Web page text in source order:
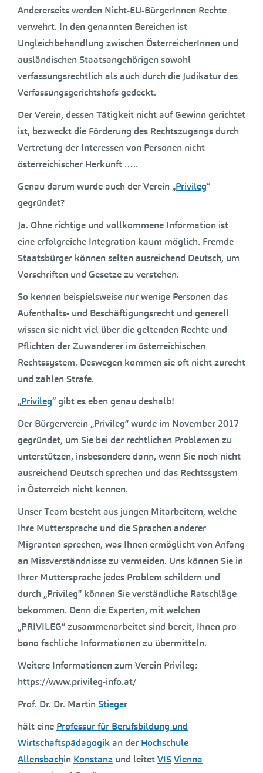
Andererseits werden Nicht-EU-BürgerInnen Rechte
verwehrt. In den genannten Bereichen ist
Ungleichbehandlung zwischen ÖsterreicherInnen und
ausländischen Staatsangehörigen sowohl
verfassungsrechtlich als auch durch die Judikatur des
Verfassungsgerichtshofs gedeckt.
Der Verein, dessen Tätigkeit nicht auf Gewinn gerichtet
ist, bezweckt die Förderung des Rechtszugangs durch
Vertretung der Interessen von Personen nicht
österreichischer Herkunft …..
Genau darum wurde auch der Verein „Privileg“
gegründet?
Ja. Ohne richtige und vollkommene Information ist
eine erfolgreiche Integration kaum möglich. Fremde
Staatsbürger können selten ausreichend Deutsch, um
Vorschriften und Gesetze zu verstehen.
So kennen beispielsweise nur wenige Personen das
Aufenthalts- und Beschäftigungsrecht und generell
wissen sie nicht viel über die geltenden Rechte und
Pflichten der Zuwanderer im österreichischen
Rechtssystem. Deswegen kommen sie oft nicht zurecht
und zahlen Strafe.
„Privileg“ gibt es eben genau deshalb!
Der Bürgerverein „Privileg“ wurde im November 2017
gegründet, um Sie bei der rechtlichen Problemen zu
unterstützen, insbesondere dann, wenn Sie noch nicht
ausreichend Deutsch sprechen und das Rechtssystem
in Österreich nicht kennen.
Unser Team besteht aus jungen Mitarbeitern, welche
Ihre Muttersprache und die Sprachen anderer
Migranten sprechen, was Ihnen ermöglicht von Anfang
an Missverständnisse zu vermeiden. Uns können Sie in
Ihrer Muttersprache jedes Problem schildern und
durch „Privileg“ können Sie verständliche Ratschläge
bekommen. Denn die Experten, mit welchen
„PRIVILEG“ zusammenarbeitet sind bereit, Ihnen pro
bono fachliche Informationen zu übermitteln.
Weitere Informationen zum Verein Privileg:
https://www.privileg-info.at/
Prof. Dr. Dr. Martin Stieger
hält eine Professur für Berufsbildung und
Wirtschaftspädagogikan der Hochschule
Allensbachin Konstanz und leitetVISVienna